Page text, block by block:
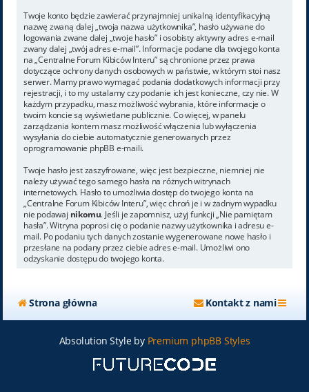
Twoje konto będzie zawierać przynajmniej unikalną identyfikacyjną
nazwę zwaną dalej „twoja nazwa użytkownika”, hasło używane do
logowania zwane dalej „twoje hasło” i osobisty aktywny adres e-mail
zwany dalej „twój adres e-mail”. Informacje podane dla twojego konta
na „Centralne Forum Kibiców Interu” są chronione przez prawa
dotyczące ochrony danych osobowych w państwie, w którym stoi nasz
serwer. Mamy prawo wymagać podania dodatkowych informacji przy
rejestracji, i to my ustalamy czy podanie ich jest konieczne, czy nie. W
każdym przypadku, masz możliwość wybrania, które informacje o
twoim koncie są wyświetlane publicznie. Co więcej, w panelu
zarządzania kontem masz możliwość włączenia lub wyłączenia
wysyłania do ciebie automatycznie generowanych przez
oprogramowanie phpBB e-maili.
Twoje hasło jest zaszyfrowane, więc jest bezpieczne, niemniej nie
należy używać tego samego hasła na różnych witrynach
internetowych. Hasło to umożliwia dostęp do twojego konta na
„Centralne Forum Kibiców Interu”, więc chroń je i w żadnym wypadku
nie podawaj nikomu. Jeśli je zapomnisz, użyj funkcji „Nie pamiętam
hasła”. Witryna poprosi cię o podanie nazwy użytkownika i adresu e-
mail. Po podaniu tych danych zostanie wygenerowane nowe hasło i
przesłane na podany przez ciebie adres e-mail. Umożliwi ono
odzyskanie dostępu do twojego konta.
Strona główna Kontakt z nami
Absolution Style by Premium phpBB Styles